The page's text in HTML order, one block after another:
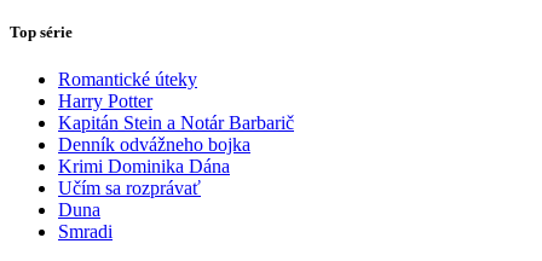
Top série
Romantické úteky
Harry Potter
Kapitán Stein a Notár Barbarič
Denník odvážneho bojka
Krimi Dominika Dána
Učím sa rozprávať
Duna
Smradi